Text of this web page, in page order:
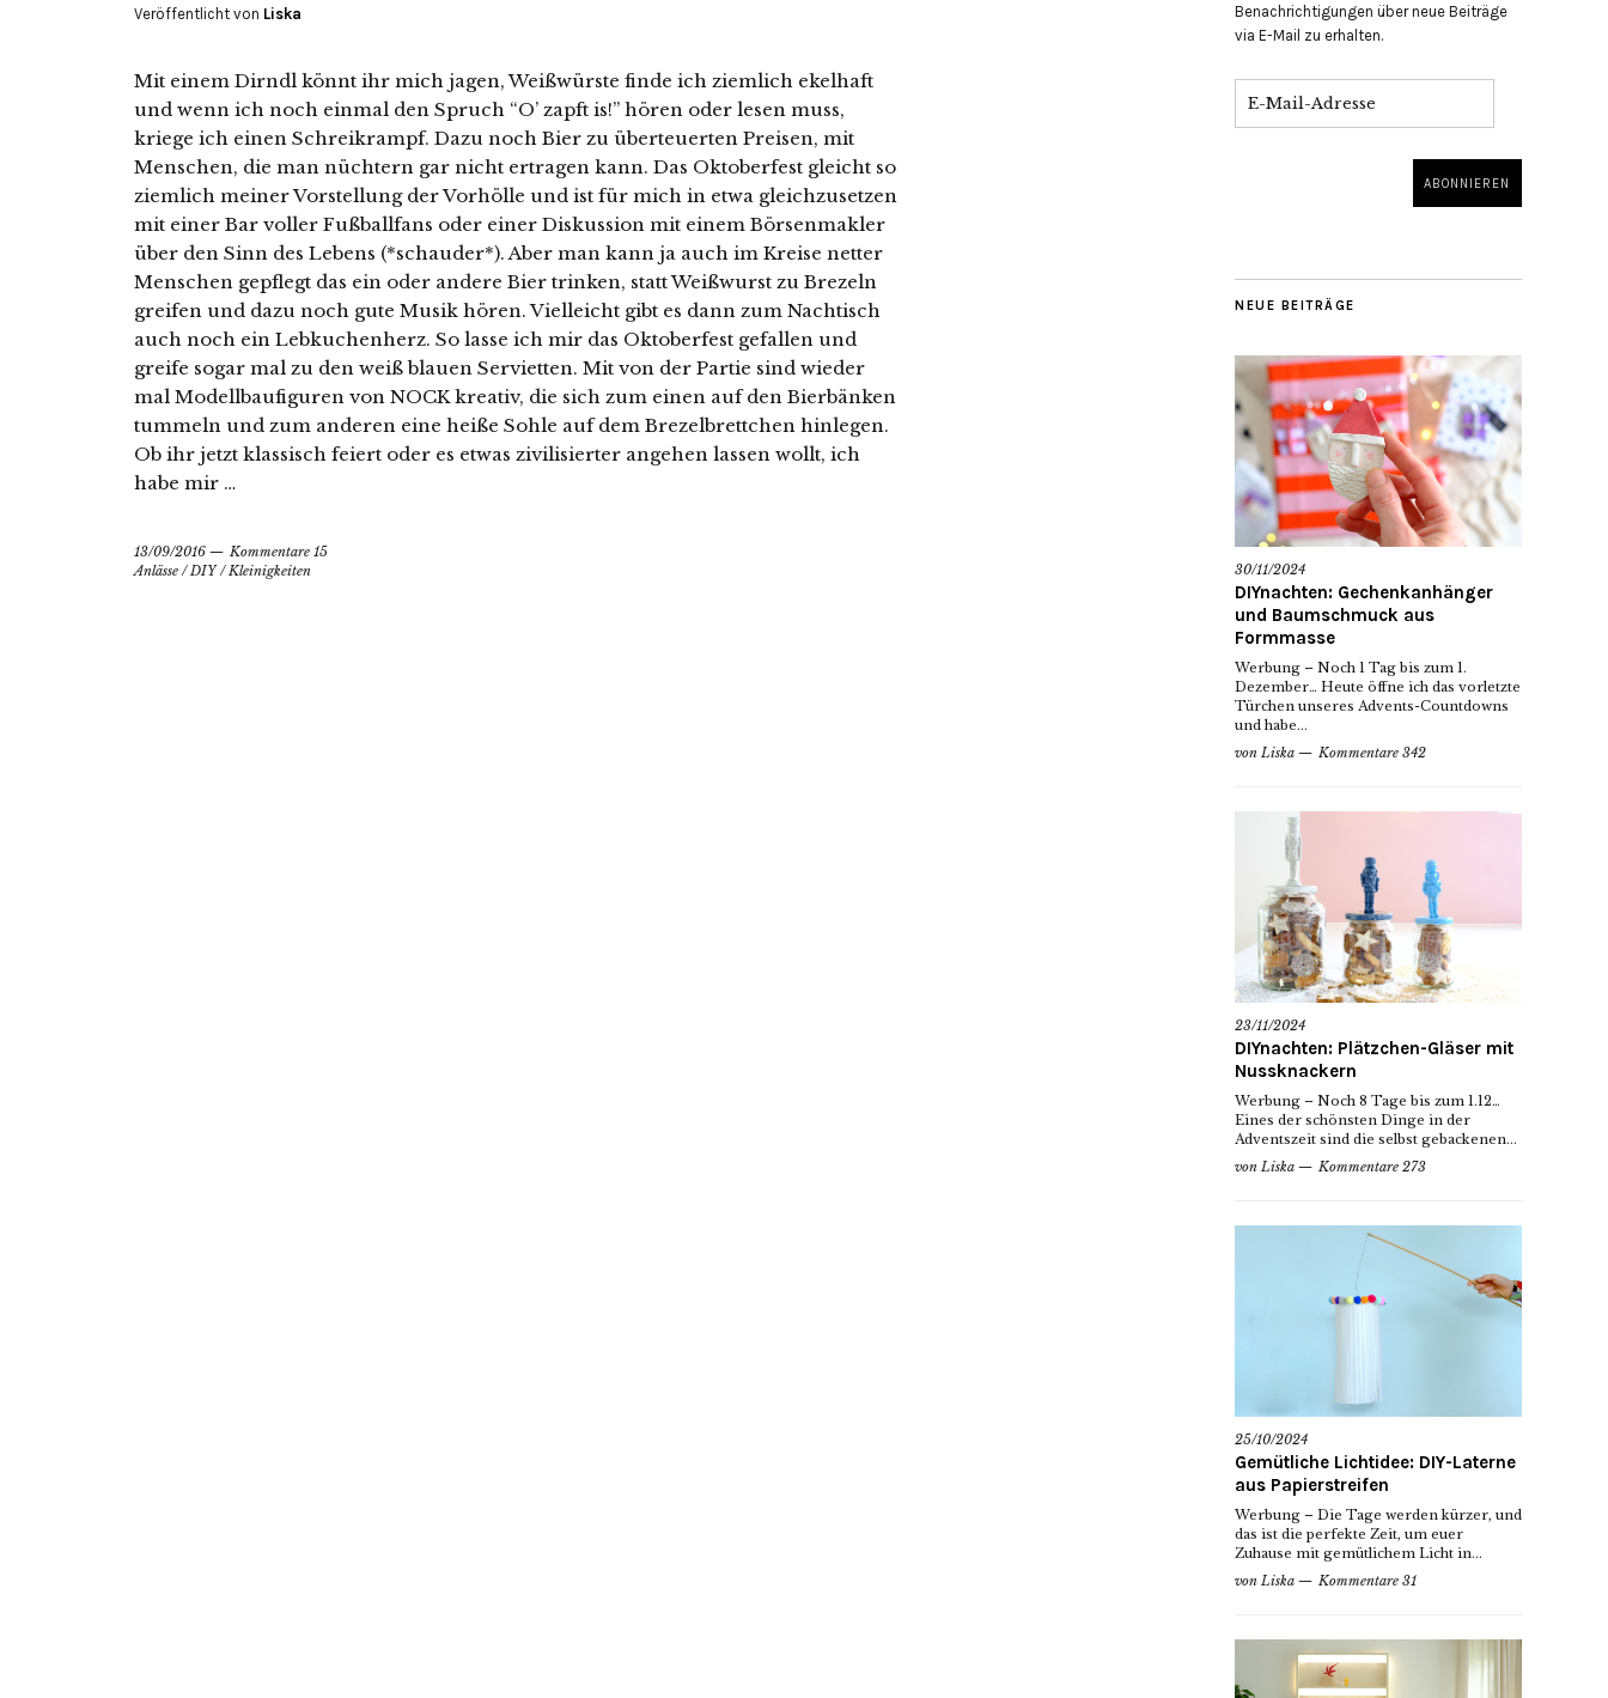
Veröffentlicht von Liska
Mit einem Dirndl könnt ihr mich jagen, Weißwürste finde ich ziemlich ekelhaft
und wenn ich noch einmal den Spruch “O’ zapft is!” hören oder lesen muss,
kriege ich einen Schreikrampf. Dazu noch Bier zu überteuerten Preisen, mit
Menschen, die man nüchtern gar nicht ertragen kann. Das Oktoberfest gleicht so
ziemlich meiner Vorstellung der Vorhölle und ist für mich in etwa gleichzusetzen
mit einer Bar voller Fußballfans oder einer Diskussion mit einem Börsenmakler
über den Sinn des Lebens (*schauder*). Aber man kann ja auch im Kreise netter
Menschen gepflegt das ein oder andere Bier trinken, statt Weißwurst zu Brezeln
greifen und dazu noch gute Musik hören. Vielleicht gibt es dann zum Nachtisch
auch noch ein Lebkuchenherz. So lasse ich mir das Oktoberfest gefallen und
greife sogar mal zu den weiß blauen Servietten. Mit von der Partie sind wieder
mal Modellbaufiguren von NOCK kreativ, die sich zum einen auf den Bierbänken
tummeln und zum anderen eine heiße Sohle auf dem Brezelbrettchen hinlegen.
Ob ihr jetzt klassisch feiert oder es etwas zivilisierter angehen lassen wollt, ich
habe mir …
13/09/2016
Kommentare 15
Anlässe /DIY/Kleinigkeiten
Benachrichtigungen über neue Beiträge
via E-Mail zu erhalten.
NEUE BEITRÄGE
30/11/2024
DIYnachten: Gechenkanhänger
und Baumschmuck aus
Formmasse
Werbung – Noch 1 Tag bis zum 1.
Dezember… Heute öffne ich das vorletzte
Türchen unseres Advents-Countdowns
und habe...
von Liska Kommentare 342
23/11/2024
DIYnachten: Plätzchen-Gläser mit
Nussknackern
Werbung – Noch 8 Tage bis zum 1.12…
Eines der schönsten Dinge in der
Adventszeit sind die selbst gebackenen...
von Liska Kommentare 273
25/10/2024
Gemütliche Lichtidee: DIY-Laterne
aus Papierstreifen
Werbung – Die Tage werden kürzer, und
das ist die perfekte Zeit, um euer
Zuhause mit gemütlichem Licht in...
von Liska Kommentare 31